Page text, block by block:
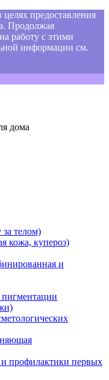
предоставления
Продолжая
работу с этими
информации см.
дома
телом)
кожа, купероз)
и
профилактики первых